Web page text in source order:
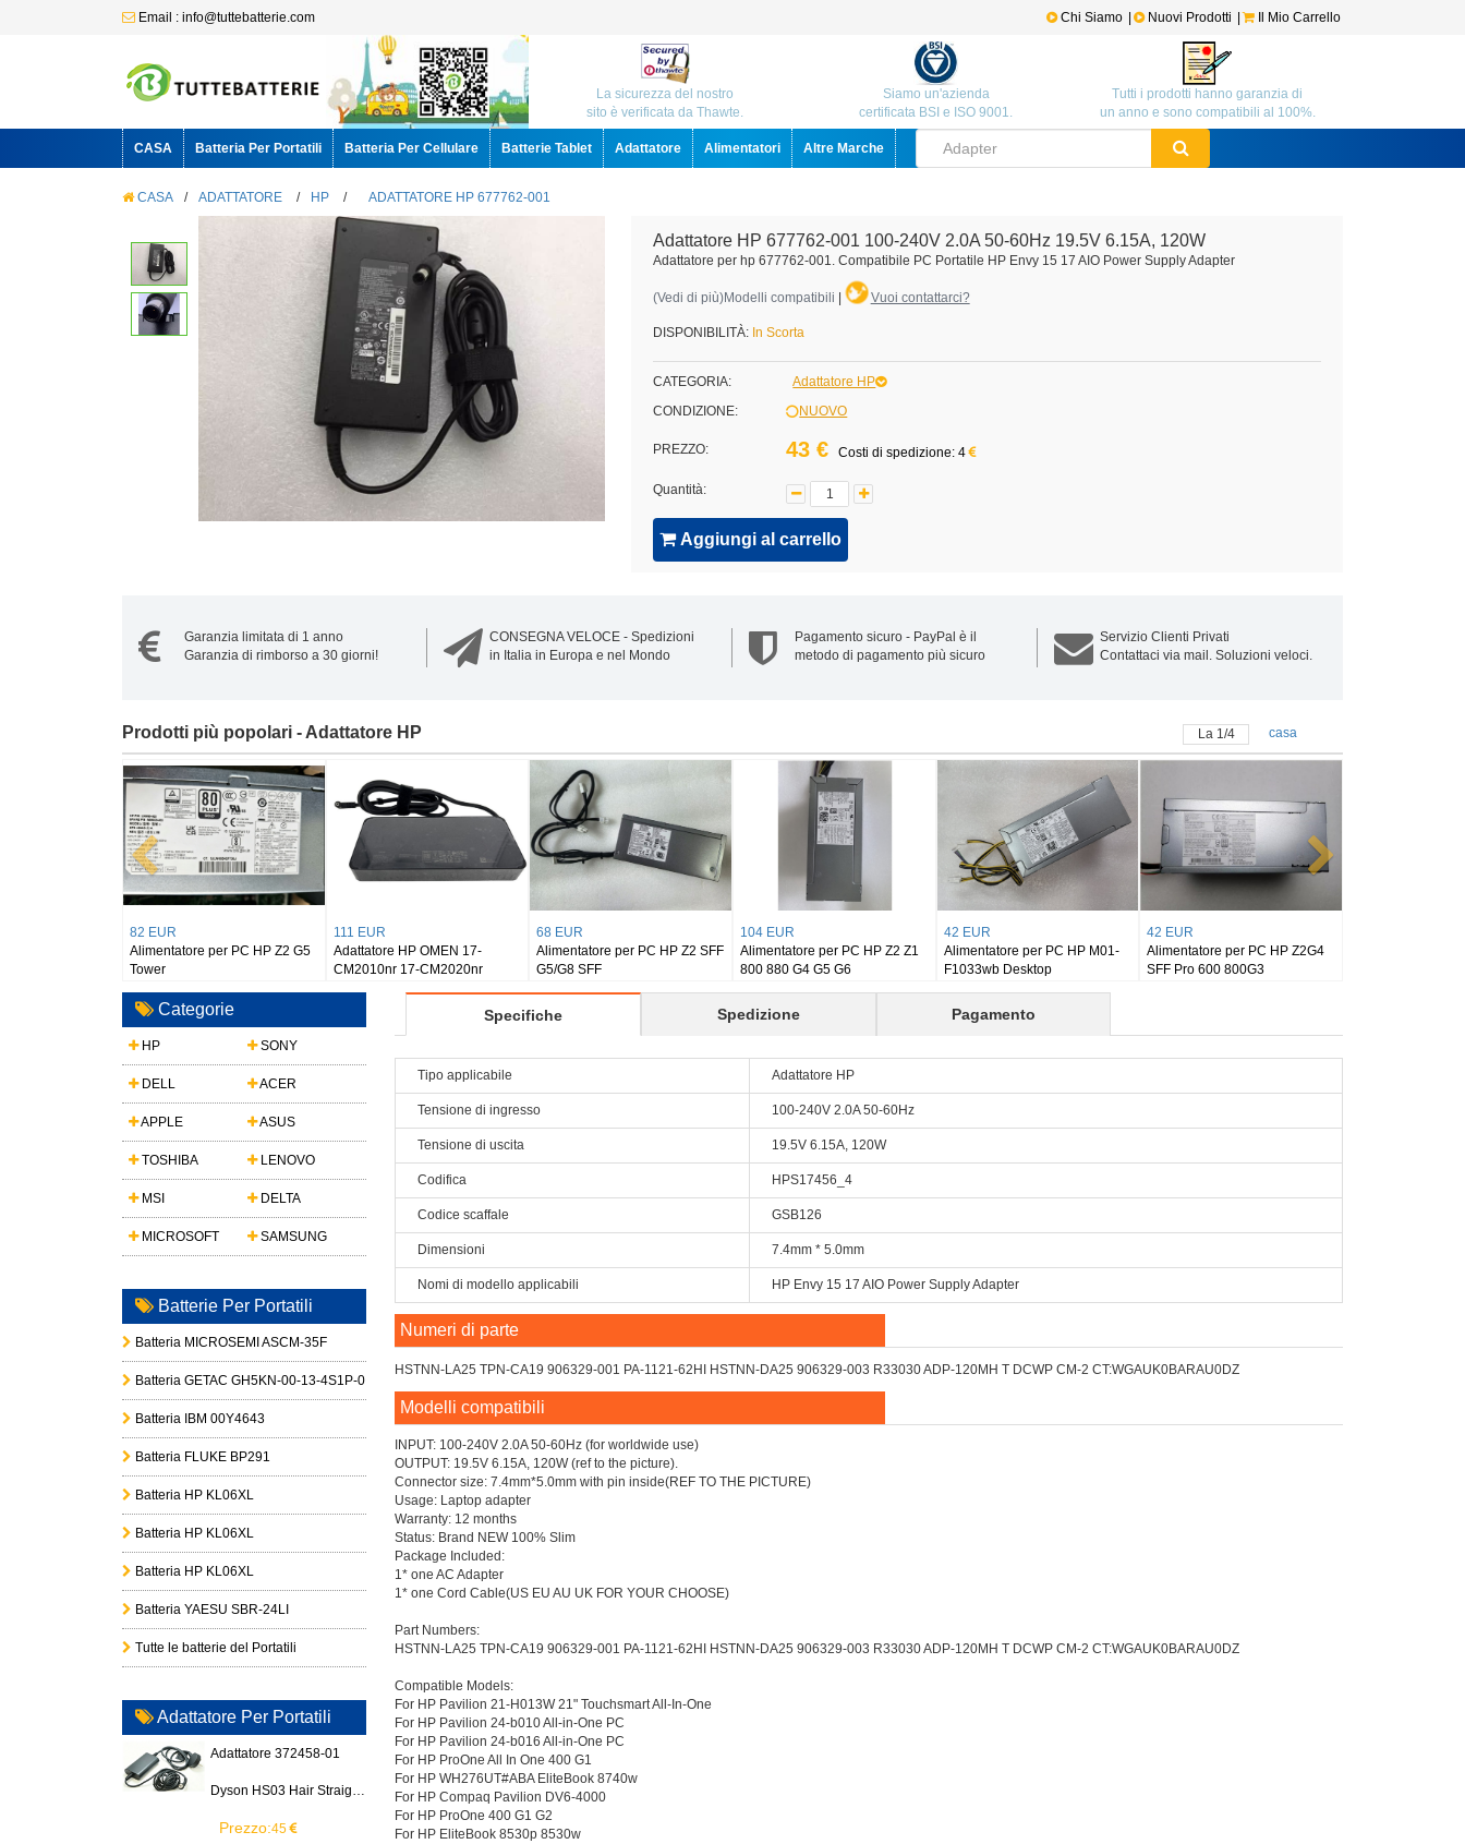
Email : info@tuttebatterie.com Il Mio Carrello
Nuovi Prodotti
Chi Siamo
La sicurezza del nostro
sito è verificata da Thawte.
Siamo un'azienda
certificata BSI e ISO 9001.
Tutti i prodotti hanno garanzia di
un anno e sono compatibili al 100%.
CASA Batteria Per Portatili Batteria Per Cellulare Batterie Tablet Adattatore Alimentatori Altre Marche
CASA / ADATTATORE / HP / ADATTATORE HP 677762-001
Adattatore HP 677762-001 100-240V 2.0A 50-60Hz 19.5V 6.15A, 120W
Adattatore per hp 677762-001. Compatibile PC Portatile HP Envy 15 17 AIO Power Supply Adapter
(Vedi di più)Modelli compatibili Vuoi contattarci?
DISPONIBILITÀ: In Scorta
CATEGORIA:
Adattatore HP
CONDIZIONE:
NUOVO
PREZZO: 43 € Costi di spedizione: 4
Quantità:
Aggiungi al carrello
Garanzia limitata di 1 anno
Garanzia di rimborso a 30 giorni!
CONSEGNA VELOCE - Spedizioni
in Italia in Europa e nel Mondo
Pagamento sicuro - PayPal è il
metodo di pagamento più sicuro
Servizio Clienti Privati
Contattaci via mail. Soluzioni veloci.
Prodotti più popolari - Adattatore HP La 1/4 casa
37 EUR
Alimentatore per PC HP 400
G7 600 G6 SFF
42 EUR
Alimentatore per PC HP
Prodesk 280 600 800G3
53 EUR
Alimentatore per PC HP 8300E
AIO
84 EUR
Alimentatore per PC HP Z420
Workstation 623193-001/003
43 EUR
Adattatore HP ENVY PAVILION
Laptop dv4 dv5 dv6 dv7 G50
43 EUR
Adattatore HP Envy 15 17 AIO
Power Supply Adapter
Specifiche Spedizione Pagamento
Tipo applicabile Adattatore HP
Tensione di ingresso 100-240V 2.0A 50-60Hz
Tensione di uscita 19.5V 6.15A, 120W
Codifica HPS17456_4
Codice scaffale GSB126
Dimensioni 7.4mm * 5.0mm
Nomi di modello applicabili HP Envy 15 17 AIO Power Supply Adapter
Numeri di parte
HSTNN-LA25 TPN-CA19 906329-001 PA-1121-62HI HSTNN-DA25 906329-003 R33030 ADP-120MH T DCWP CM-2 CT:WGAUK0BARAU0DZ
Modelli compatibili
INPUT: 100-240V 2.0A 50-60Hz (for worldwide use)
OUTPUT: 19.5V 6.15A, 120W (ref to the picture).
Connector size: 7.4mm*5.0mm with pin inside(REF TO THE PICTURE)
Usage: Laptop adapter
Warranty: 12 months
Status: Brand NEW 100% Slim
Package Included:
1* one AC Adapter
1* one Cord Cable(US EU AU UK FOR YOUR CHOOSE)
Part Numbers:
HSTNN-LA25 TPN-CA19 906329-001 PA-1121-62HI HSTNN-DA25 906329-003 R33030 ADP-120MH T DCWP CM-2 CT:WGAUK0BARAU0DZ
Compatible Models:
For HP Pavilion 21-H013W 21" Touchsmart All-In-One
For HP Pavilion 24-b010 All-in-One PC
For HP Pavilion 24-b016 All-in-One PC
For HP ProOne All In One 400 G1
For HP WH276UT#ABA EliteBook 8740w
For HP Compaq Pavilion DV6-4000
For HP ProOne 400 G1 G2
For HP EliteBook 8530p 8530w
Categorie
HP SONY
DELL ACER
APPLE ASUS
TOSHIBA LENOVO
MSI DELTA
MICROSOFT SAMSUNG
Batterie Per Portatili
Batteria MICROSEMI ASCM-35F
Batteria GETAC GH5KN-00-13-4S1P-0
Batteria IBM 00Y4643
Batteria FLUKE BP291
Batteria HP KL06XL
Batteria HP KL06XL
Batteria HP KL06XL
Batteria YAESU SBR-24LI
Tutte le batterie del Portatili
Adattatore Per Portatili
Adattatore 372458-01
Dyson HS03 Hair Straightener
Prezzo:45